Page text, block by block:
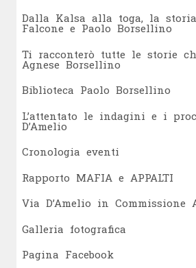
Dalla Kalsa alla toga, la
Falcone e Paolo Borsellino
Ti racconterò tutte le storie
Agnese Borsellino
Biblioteca Paolo Borsellino
L’attentato le indagini e i
D’Amelio
Cronologia eventi
Rapporto MAFIA e APPALTI
Via D’Amelio in Commissione
Galleria fotografica
Pagina Facebook